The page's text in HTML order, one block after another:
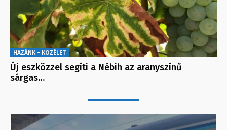
HAZÁNK - KÖZÉLET
Új eszközzel segíti a Nébih az aranyszínű
sárgas…